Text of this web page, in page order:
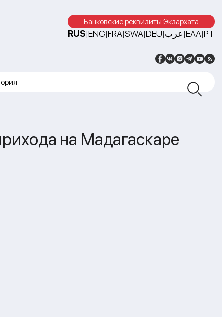
Банковские реквизиты Экзархата
RUS|ENG|FRA|SWA|DEU|عرب|ΕΛΛ|PT
на Мадагаскаре